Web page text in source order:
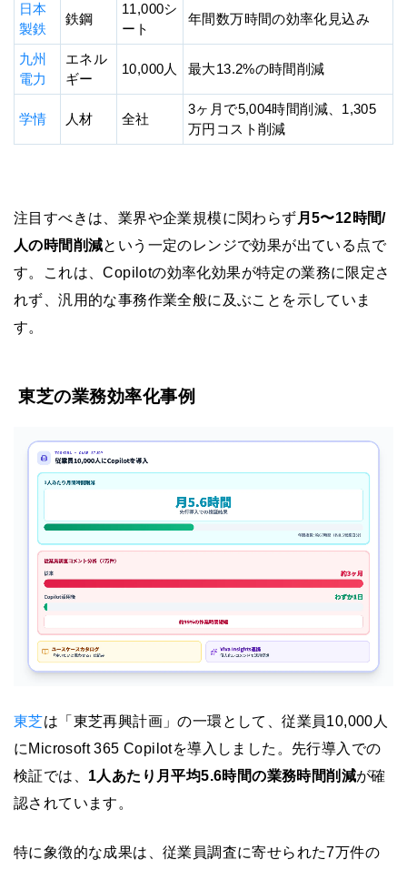
日本
製鉄
鉄鋼
11,000シ
ート
年間数万時間の効率化見込み
九州
電力
エネル
ギー
10,000人 最大13.2%の時間削減
学情 人材 全社
3ヶ月で5,004時間削減、1,305
万円コスト削減
注目すべきは、業界や企業規模に関わらず 月5〜12時間/
人の時間削減という一定のレンジで効果が出ている点で
す。これは、Copilotの効率化効果が特定の業務に限定さ
れず、汎用的な事務作業全般に及ぶことを示していま
す。
東芝の業務効率化事例
東芝は「東芝再興計画」の一環として、従業員10,000人
にMicrosoft 365 Copilotを導入しました。先行導入での
検証では、 1人あたり月平均5.6時間の業務時間削減が確
認されています。
特に象徴的な成果は、従業員調査に寄せられた7万件の